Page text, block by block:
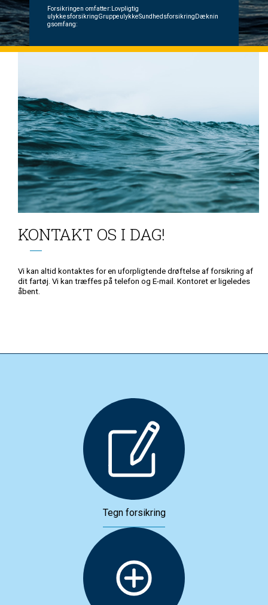
Forsikringen omfatter:Lovpligtig
ulykkesforsikringGruppeulykkeSundhedsforsikringDæknin
gsomfang:
KONTAKT OS I DAG!
Vi kan altid kontaktes for en uforpligtende drøftelse af forsikring af
dit fartøj. Vi kan træffes på telefon og E-mail. Kontoret er ligeledes
åbent.
Tegn forsikring